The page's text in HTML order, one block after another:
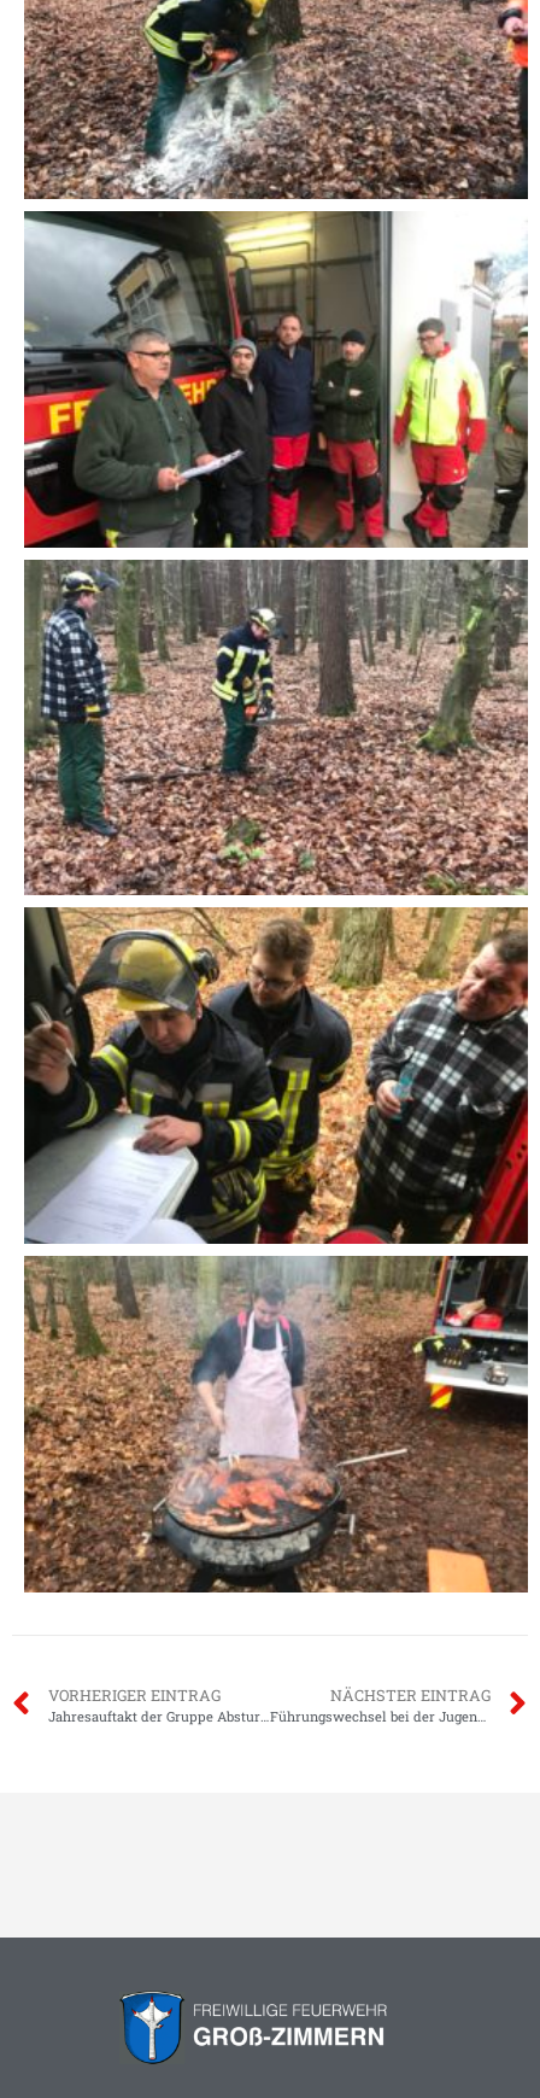
VORHERIGER EINTRAG NÄCHSTER EINTRAG